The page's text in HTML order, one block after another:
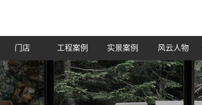
门店 工程案例 实景案例 风云人物